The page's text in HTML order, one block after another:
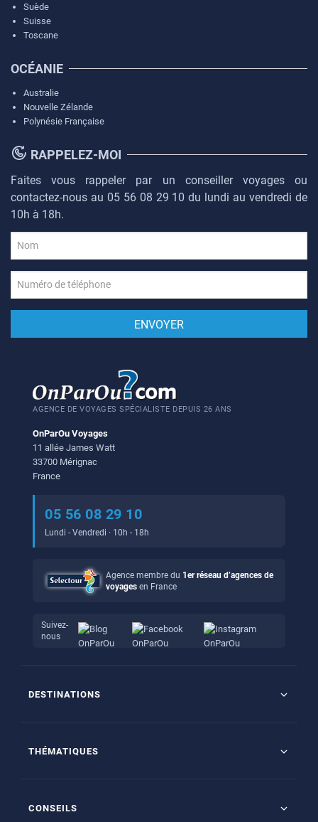
Suède
Suisse
Toscane
OCÉANIE
Australie
Nouvelle Zélande
Polynésie Française
RAPPELEZ-MOI
Faites vous rappeler par un conseiller voyages ou
contactez-nous au 05 56 08 29 10 du lundi au vendredi de
10h à 18h.
AGENCE DE VOYAGES SPÉCIALISTE DEPUIS 26 ANS
OnParOu Voyages
11 allée James Watt
33700 Mérignac
France
05 56 08 29 10
Lundi - Vendredi · 10h - 18h
Agence membre du 1er réseau d’agences de
voyagesen France
Suivez-
nous
DESTINATIONS
Seychelles
République Dominicaine
THÉMATIQUES
Clubs francophones
CONSEILS